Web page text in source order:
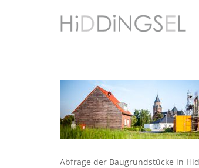
Abfrage der Baugrundstücke in